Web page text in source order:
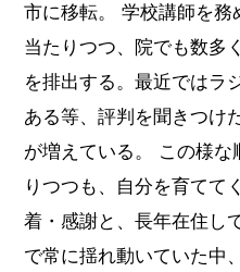
市に移転。 学校講師を務
当たりつつ、院でも数多
を排出する。最近ではラ
ある等、評判を聞きつけ
が増えている。 この様な
りつつも、自分を育てて
着・感謝と、長年在住し
で常に揺れ動いていた中